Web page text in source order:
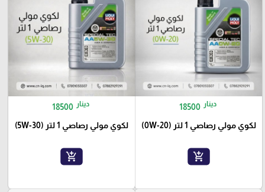
18500 دينار
لكوي مولي رصاصي 1 لتر (0W-20)
add_shopping_cart
18500 دينار
لكوي مولي رصاصي 1 لتر (5W-30)
add_shopping_cart